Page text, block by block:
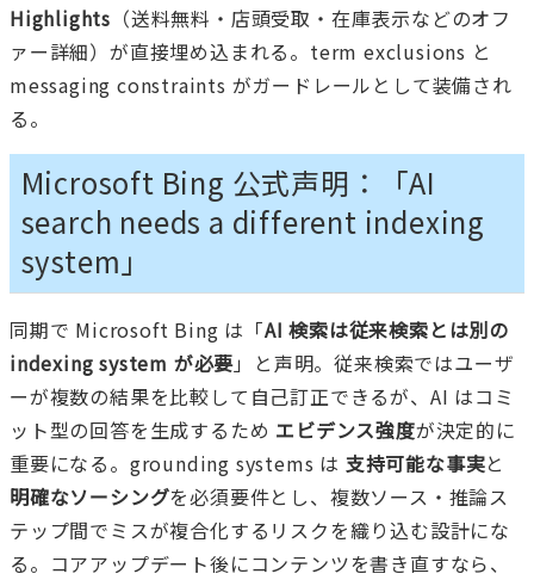
Highlights （送料無料・店頭受取・在庫表示などのオフ
ァー詳細）が直接埋め込まれる。term exclusions と
messaging constraints がガードレールとして装備され
る。
Microsoft Bing 公式声明：「AI
search needs a different indexing
system」
同期で Microsoft Bing は「AI 検索は従来検索とは別の
indexing system が必要」と声明。従来検索ではユーザ
ーが複数の結果を比較して自己訂正できるが、AI はコミ
ット型の回答を生成するため エビデンス強度が決定的に
重要になる。grounding systems は 支持可能な事実と
明確なソーシングを必須要件とし、複数ソース・推論ス
テップ間でミスが複合化するリスクを織り込む設計にな
る。コアアップデート後にコンテンツを書き直すなら、